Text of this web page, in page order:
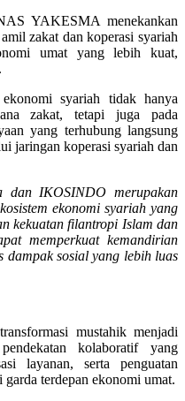
YAKESMA menekankan
zakat dan koperasi syariah
umat yang lebih kuat,
syariah tidak hanya
zakat, tetapi juga pada
yang terhubung langsung
jaringan koperasi syariah dan
dan IKOSINDO merupakan
ekonomi syariah yang
kekuatan filantropi Islam dan
memperkuat kemandirian
dampak sosial yang lebih luas
mustahik menjadi
kolaboratif yang
layanan, serta penguatan
terdepan ekonomi umat.